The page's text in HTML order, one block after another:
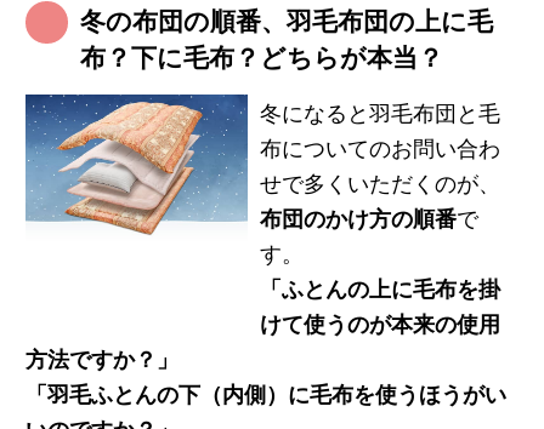
冬の布団の順番、羽毛布団の上に毛
布？下に毛布？どちらが本当？
冬になると羽毛布団と毛
布についてのお問い合わ
せで多くいただくのが、
布団のかけ方の順番で
す。
「ふとんの上に毛布を掛
けて使うのが本来の使用
方法ですか？」
「羽毛ふとんの下（内側）に毛布を使うほうがい